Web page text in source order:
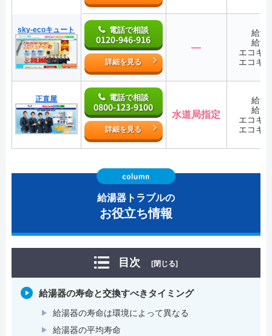
sky-ecoキュート 電話で相談
0120-946-916
詳細を見る
―
給湯
給湯
エコキ
エコキ
正直屋 電話で相談
0800-123-9100
詳細を見る
水道局指定
給湯
給湯
エコキ
エコキ
給湯器トラブルの
お役立ち情報
目次 [閉じる]
給湯器の寿命と交換すべきタイミング
給湯器の寿命は環境によって異なる
給湯器の平均寿命